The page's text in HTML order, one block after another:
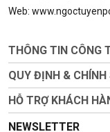
Web:
THÔNG TIN CÔNG
QUY ĐỊNH & CHÍNH
HỖ TRỢ KHÁCH
NEWSLETTER